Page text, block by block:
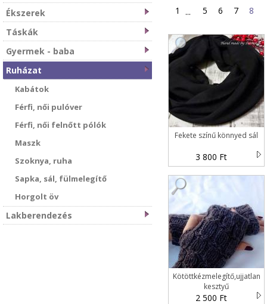
Ékszerek
Táskák
Gyermek - baba
Ruházat
Kabátok
Férfi, női pulóver
Férfi, női felnőtt pólók
Maszk
Szoknya, ruha
Sapka, sál, fülmelegítő
Horgolt öv
Lakberendezés
1 ... 5 6 7 8
Fekete színű könnyed sál
3 800 Ft
Kötöttkézmelegítő,ujjatlan
kesztyű
2 500 Ft